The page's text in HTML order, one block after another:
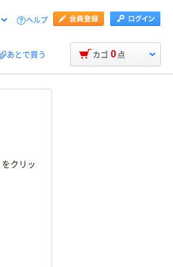
ヘルプ
あとで買う カゴ 0 点
をクリッ